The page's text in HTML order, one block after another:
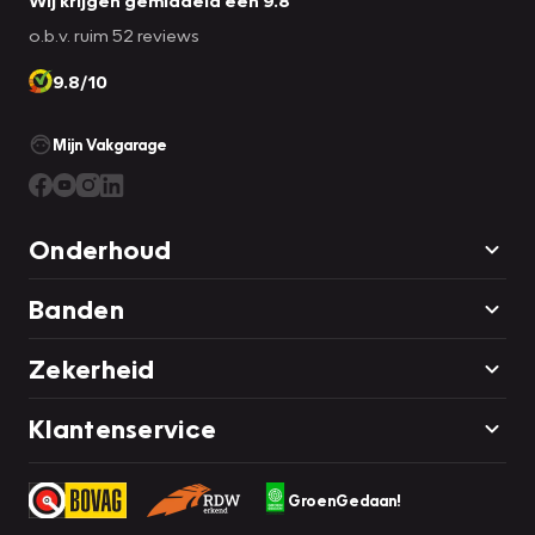
een inhaalverbod en andere verkeersborden. De
Lane-keeping systeem garandeert dat u zich niet
onverhoeds buiten de lijnen van de rijstrook begeeft.
Forward collision warning waarschuwt voor een kop-staart
dodehoekdetectie, hill hold functie, brake assist,
bandenspanningcontrolesysteem steeds veilig onderweg.
Vanzelfsprekend leveren wij deze auto met BOVAG
uw kans en plan direct online een proefrit.
o.b.v. ruim 52 reviews
9.8/10
Mijn Vakgarage
Onderhoud
Banden
Zekerheid
Klantenservice
GroenGedaan!